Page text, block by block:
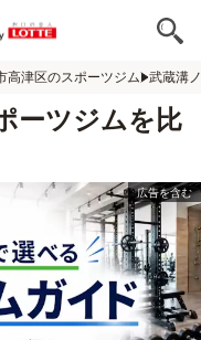
高津区のスポーツジム 武蔵溝
ーツジムを比